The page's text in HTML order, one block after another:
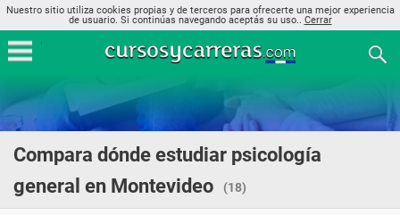
Nuestro sitio utiliza cookies propias y de terceros para ofrecerte una mejor experiencia
de usuario. Si continúas navegando aceptás su uso.. Cerrar
Compara dónde estudiar psicología
general en Montevideo
(18)